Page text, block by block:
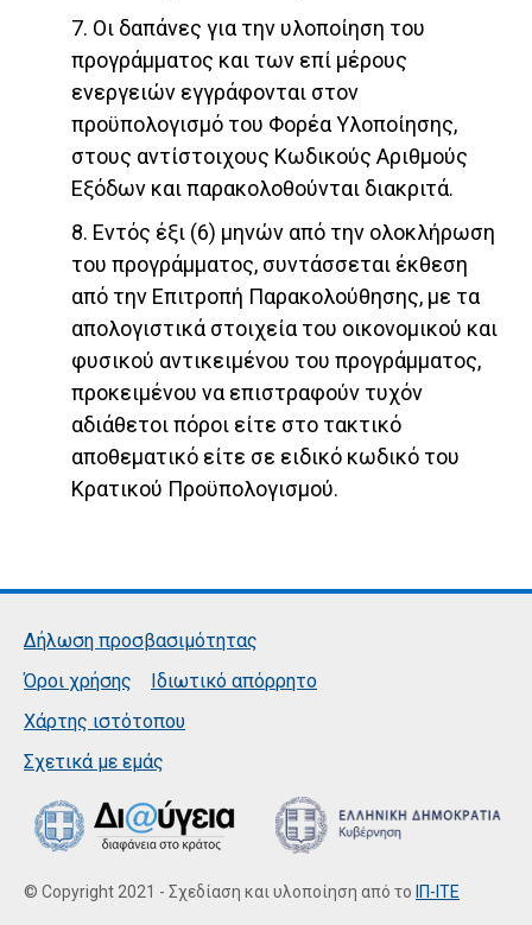
7. Οι δαπάνες για την υλοποίηση του
προγράμματος και των επί μέρους
ενεργειών εγγράφονται στον
προϋπολογισμό του Φορέα Υλοποίησης,
στους αντίστοιχους Κωδικούς Αριθμούς
Εξόδων και παρακολοθούνται διακριτά.
8. Εντός έξι (6) μηνών από την ολοκλήρωση
του προγράμματος, συντάσσεται έκθεση
από την Επιτροπή Παρακολούθησης, με τα
απολογιστικά στοιχεία του οικονομικού και
φυσικού αντικειμένου του προγράμματος,
προκειμένου να επιστραφούν τυχόν
αδιάθετοι πόροι είτε στο τακτικό
αποθεματικό είτε σε ειδικό κωδικό του
Κρατικού Προϋπολογισμού.
Δήλωση προσβασιμότητας
Όροι χρήσης
Ιδιωτικό απόρρητο
Χάρτης ιστότοπου
Σχετικά με εμάς
© Copyright 2021 - Σχεδίαση και υλοποίηση από το ΙΠ-ΙΤΕ